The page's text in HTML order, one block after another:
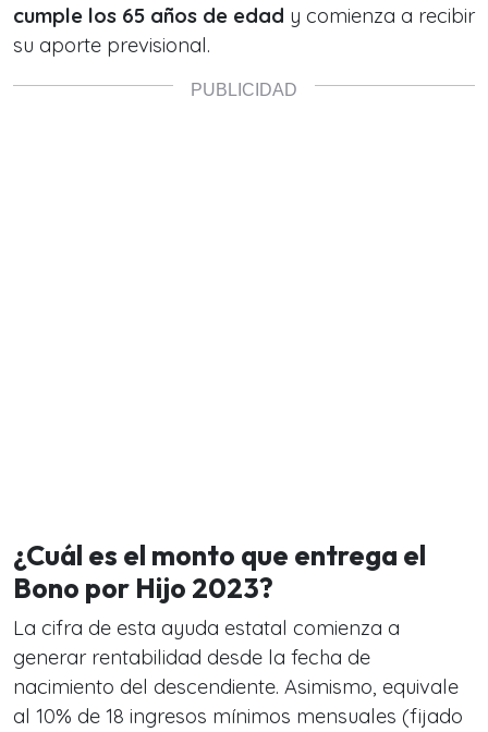
cumple los 65 años de edad y comienza a recibir
su aporte previsional.
¿Cuál es el monto que entrega el
Bono por Hijo 2023?
La cifra de esta ayuda estatal comienza a
generar rentabilidad desde la fecha de
nacimiento del descendiente. Asimismo, equivale
al 10% de 18 ingresos mínimos mensuales (fijado